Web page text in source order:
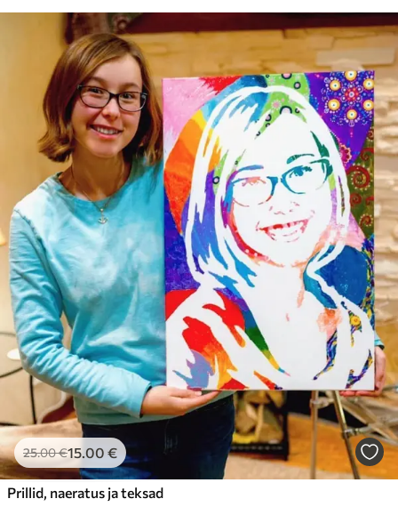
25.00€15 .00 €
Prillid, naeratus ja teksad